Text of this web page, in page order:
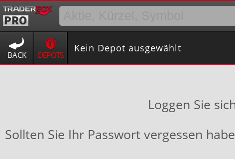
BACK DEPOTS
Kein Depot ausgewählt
Loggen Sie
Sollten Sie Ihr Passwort vergessen